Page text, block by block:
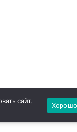
сайт,
Хорошо